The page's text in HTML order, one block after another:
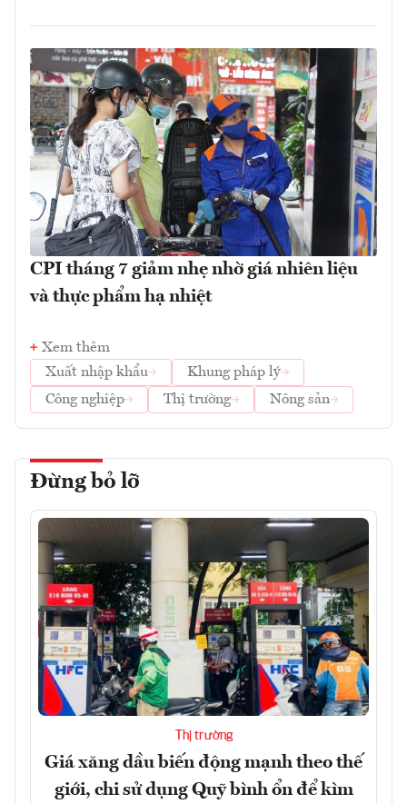
CPI tháng 7 giảm nhẹ nhờ giá nhiên liệu
và thực phẩm hạ nhiệt
Xem thêm
Xuất nhập khẩu
Khung pháp lý
Công nghiệp
Thị trường Nông sản
Đừng bỏ lỡ
Thị trường
Giá xăng dầu biến động mạnh theo thế
giới, chi sử dụng Quỹ bình ổn để kìm